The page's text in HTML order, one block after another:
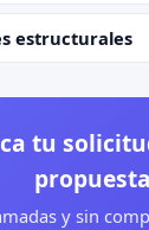
estructurales
tu
y sin